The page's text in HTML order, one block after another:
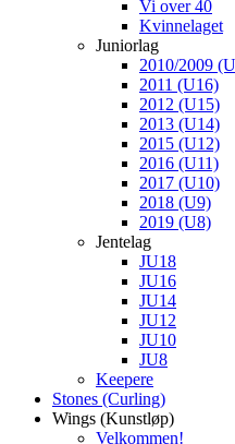
Vi over 40
Kvinnelaget
Juniorlag
2010/2009
2011 (U16)
2012 (U15)
2013 (U14)
2015 (U12)
2016 (U11)
2017 (U10)
2018 (U9)
2019 (U8)
Jentelag
JU18
JU16
JU14
JU12
JU10
JU8
Keepere
Stones (Curling)
Wings (Kunstløp)
Velkommen!